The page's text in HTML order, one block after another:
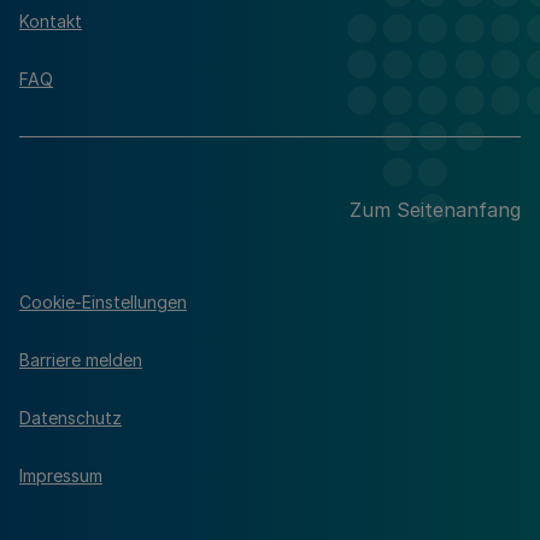
Kontakt
FAQ
Zum Seitenanfang
Cookie-Einstellungen
Barriere melden
Datenschutz
Impressum